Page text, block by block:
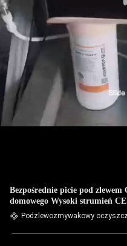
Bezpośrednie picie pod zlewem
domowego Wysoki strumień
BOKOWA MARKA
Podzlewozmywakowy